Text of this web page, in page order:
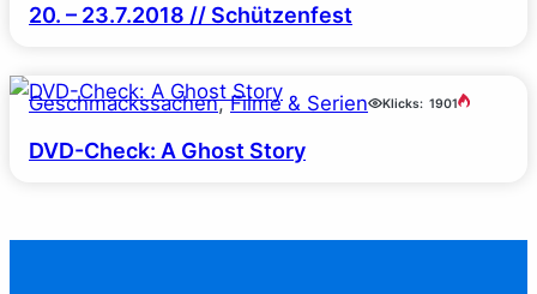
20. – 23.7.2018 // Schützenfest
Geschmackssachen, Filme & Serien Klicks: 1901
DVD-Check: A Ghost Story